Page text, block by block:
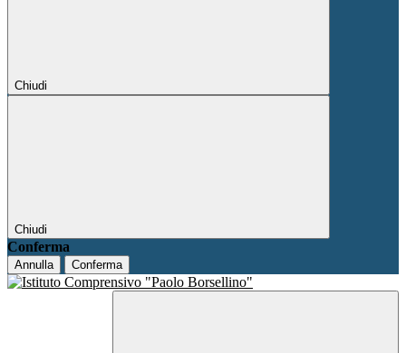
Chiudi
Chiudi
Conferma
Annulla Conferma